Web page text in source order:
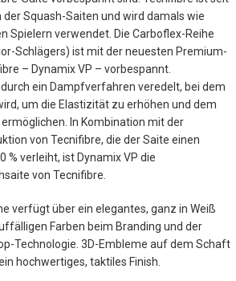
Squash-Saiten und wird damals wie
Spielern verwendet. Die Carboflex-Reihe
Schlägers) ist mit der neuesten Premium-
– Dynamix VP – vorbespannt.
ein Dampfverfahren veredelt, bei dem
um die Elastizität zu erhöhen und dem
In Kombination mit der
von Tecnifibre, die der Saite einen
% verleiht, ist Dynamix VP die
von Tecnifibre.
verfügt über ein elegantes, ganz in Weiß
Farben beim Branding und der
Technologie. 3D-Embleme auf dem Schaft
hochwertiges, taktiles Finish.